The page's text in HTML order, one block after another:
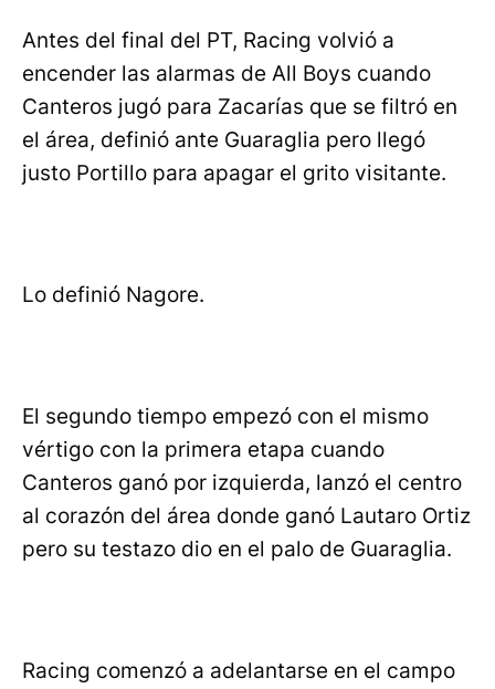
Antes del final del PT, Racing volvió a
encender las alarmas de All Boys cuando
Canteros jugó para Zacarías que se filtró en
el área, definió ante Guaraglia pero llegó
justo Portillo para apagar el grito visitante.
Lo definió Nagore.
El segundo tiempo empezó con el mismo
vértigo con la primera etapa cuando
Canteros ganó por izquierda, lanzó el centro
al corazón del área donde ganó Lautaro Ortiz
pero su testazo dio en el palo de Guaraglia.
Racing comenzó a adelantarse en el campo